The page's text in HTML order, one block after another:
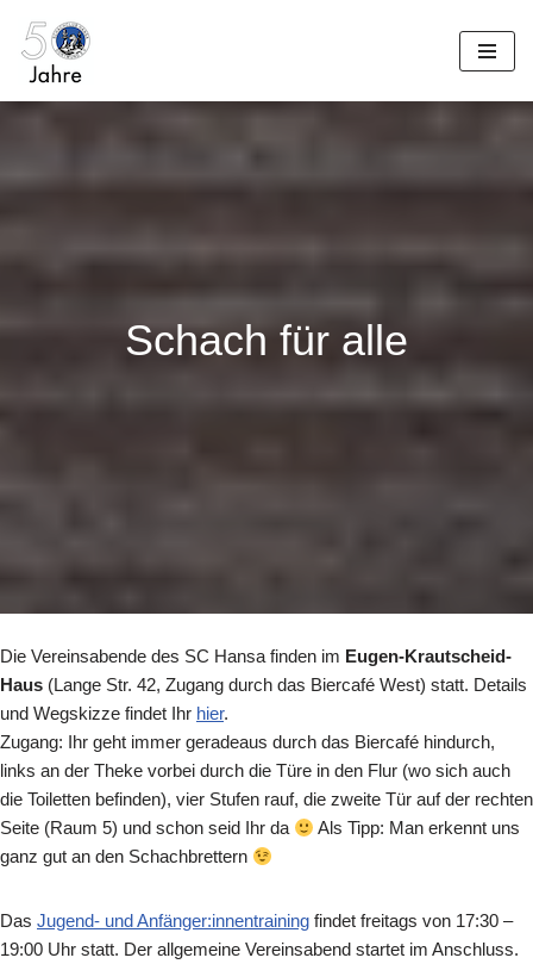
Zum
Schach für alle
Die Vereinsabende des SC Hansa finden im Eugen-Krautscheid-
Haus (Lange Str. 42, Zugang durch das Biercafé West) statt. Details
und Wegskizze findet Ihr hier.
Zugang: Ihr geht immer geradeaus durch das Biercafé hindurch,
links an der Theke vorbei durch die Türe in den Flur (wo sich auch
die Toiletten befinden), vier Stufen rauf, die zweite Tür auf der rechten
Seite (Raum 5) und schon seid Ihr da
Als Tipp: Man erkennt uns
ganz gut an den Schachbrettern
Das Jugend- und Anfänger:innentraining findet freitags von 17:30 –
19:00 Uhr statt. Der allgemeine Vereinsabend startet im Anschluss.